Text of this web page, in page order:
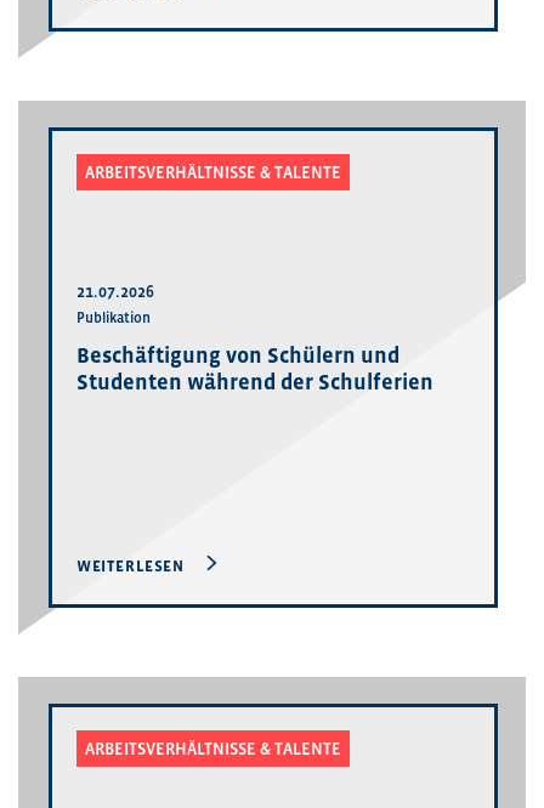
ARBEITSVERHÄLTNISSE & TALENTE
21.07.2026
Publikation
Beschäftigung von Schülern und
Studenten während der Schulferien
WEITERLESEN
ARBEITSVERHÄLTNISSE & TALENTE